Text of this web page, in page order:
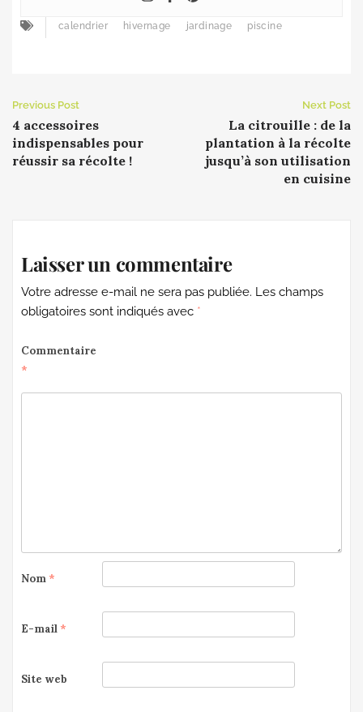
calendrier hivernage jardinage piscine
Previous Post
4 accessoires
indispensables pour
réussir sa récolte !
Next Post
La citrouille : de la
plantation à la récolte
jusqu’à son utilisation
en cuisine
Laisser un commentaire
Votre adresse e-mail ne sera pas publiée. Les champs
obligatoires sont indiqués avec *
Commentaire
*
Nom *
E-mail *
Site web